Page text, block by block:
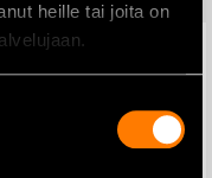
heille tai joita on